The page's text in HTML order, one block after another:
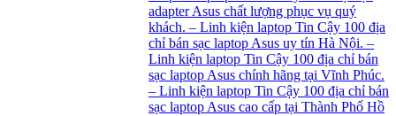
adapter Asus chất lượng phục vụ quý
khách. – Linh kiện laptop Tin Cậy 100 địa
chỉ bán sạc laptop Asus uy tín Hà Nội. –
Linh kiện laptop Tin Cậy 100 địa chỉ bán
sạc laptop Asus chính hãng tại Vĩnh Phúc.
– Linh kiện laptop Tin Cậy 100 địa chỉ bán
sạc laptop Asus cao cấp tại Thành Phố Hồ